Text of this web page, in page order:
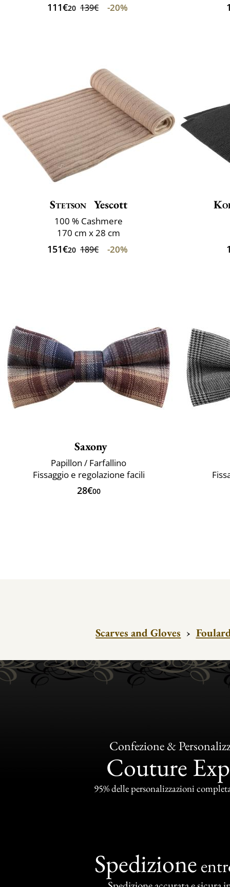
111€20 139€ -20%
Stetson Yescott
100 % Cashmere
170 cm x 28 cm
151€20 189€ -20%
Saxony
Papillon / Farfallino
Fissaggio e regolazione facili
28€00
Scarves and Gloves ›
Confezione &
Couture
95% delle personalizzazioni
Spedizione